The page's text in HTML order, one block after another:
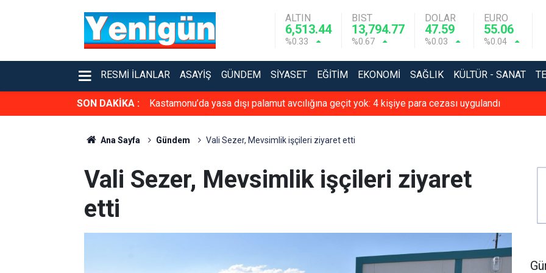
ALTIN
6,513.44
%0.33
BIST
13,794.77
%0.67
DOLAR
47.59
%0.03
EURO
55.06
%0.04
RESMI İLANLAR ASAYIŞ GÜNDEM SIYASET EĞITIM EKONOMI SAĞLIK KÜLTÜR - SANAT
SON DAKİKA : Kastamonu’da yasa dışı palamut avcılığına geçit yok: 4 kişiye para cezası uygulandı
Ana Sayfa Gündem Vali Sezer, Mevsimlik işçileri ziyaret etti
Vali Sezer, Mevsimlik işçileri ziyaret
etti